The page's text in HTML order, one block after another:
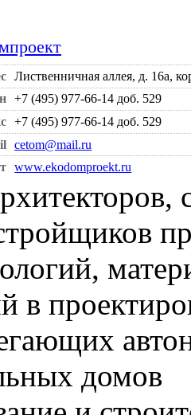
Лиственничная аллея, д. 16а,
+7 (495) 977-66-14 доб. 529
+7 (495) 977-66-14 доб. 529
cetom@mail.ru
www.ekodomproekt.ru
в
домов